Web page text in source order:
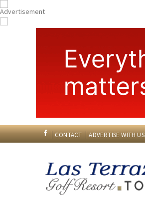
CONTACT ADVERTISE WITH US